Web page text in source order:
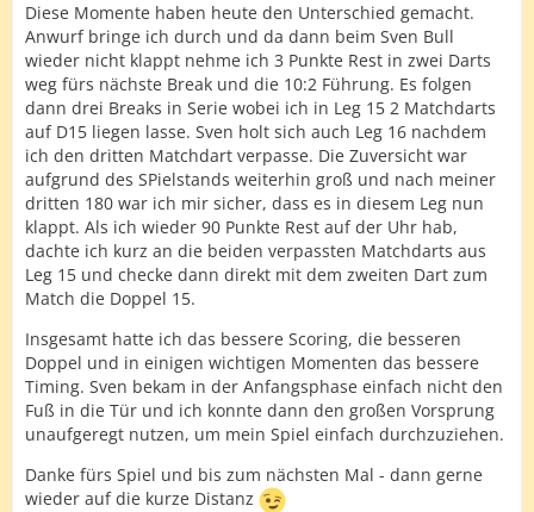
Diese Momente haben heute den Unterschied gemacht.
Anwurf bringe ich durch und da dann beim Sven Bull
wieder nicht klappt nehme ich 3 Punkte Rest in zwei Darts
weg fürs nächste Break und die 10:2 Führung. Es folgen
dann drei Breaks in Serie wobei ich in Leg 15 2 Matchdarts
auf D15 liegen lasse. Sven holt sich auch Leg 16 nachdem
ich den dritten Matchdart verpasse. Die Zuversicht war
aufgrund des SPielstands weiterhin groß und nach meiner
dritten 180 war ich mir sicher, dass es in diesem Leg nun
klappt. Als ich wieder 90 Punkte Rest auf der Uhr hab,
dachte ich kurz an die beiden verpassten Matchdarts aus
Leg 15 und checke dann direkt mit dem zweiten Dart zum
Match die Doppel 15.
Insgesamt hatte ich das bessere Scoring, die besseren
Doppel und in einigen wichtigen Momenten das bessere
Timing. Sven bekam in der Anfangsphase einfach nicht den
Fuß in die Tür und ich konnte dann den großen Vorsprung
unaufgeregt nutzen, um mein Spiel einfach durchzuziehen.
Danke fürs Spiel und bis zum nächsten Mal - dann gerne
wieder auf die kurze Distanz